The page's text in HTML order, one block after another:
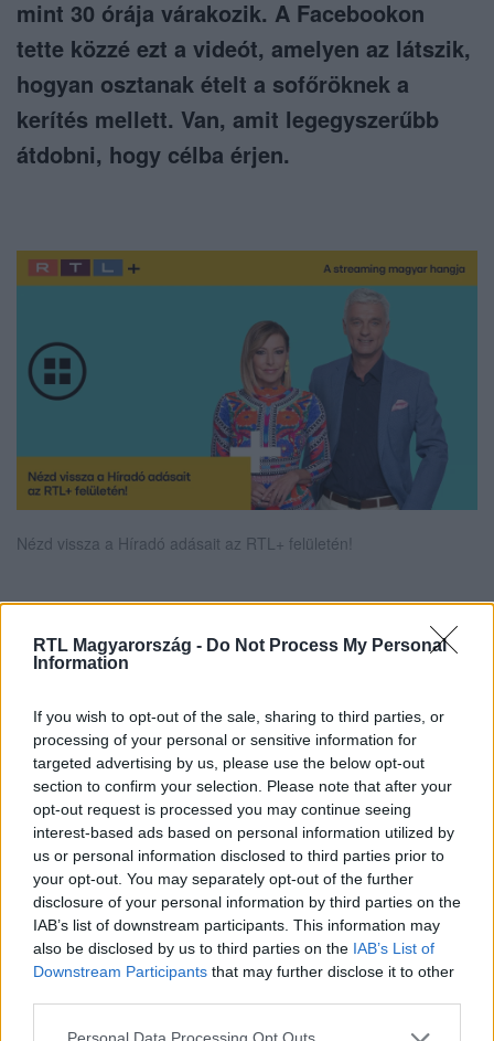
RTL Magyarország - Do Not Process My Personal
Information
If you wish to opt-out of the sale, sharing to third parties, or
processing of your personal or sensitive information for
targeted advertising by us, please use the below opt-out
section to confirm your selection. Please note that after your
opt-out request is processed you may continue seeing
interest-based ads based on personal information utilized by
us or personal information disclosed to third parties prior to
your opt-out. You may separately opt-out of the further
disclosure of your personal information by third parties on the
IAB’s list of downstream participants. This information may
also be disclosed by us to third parties on the IAB’s List of
Downstream Participants that may further disclose it to other
Please note that this website/app uses one or more Google
mint 30 órája várakozik. A Facebookon
tette közzé ezt a videót, amelyen az látszik,
hogyan osztanak ételt a sofőröknek a
kerítés mellett. Van, amit legegyszerűbb
átdobni, hogy célba érjen.
Nézd vissza a Híradó adásait az RTL+ felületén!
Itt állítsd be, hogy az RTL.hu az elsők között
legyen a Google-találatokban!
Kövess minket, és értesülj a friss hírekről a
Facebookon is!
Követem